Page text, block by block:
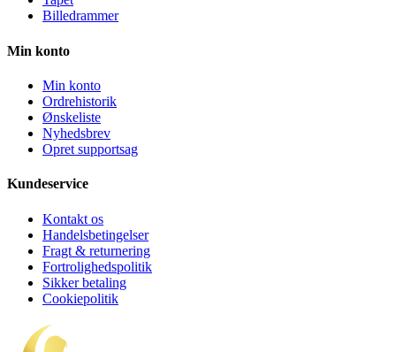
Billedrammer
Min konto
Min konto
Ordrehistorik
Ønskeliste
Nyhedsbrev
Opret supportsag
Kundeservice
Kontakt os
Handelsbetingelser
Fragt & returnering
Fortrolighedspolitik
Sikker betaling
Cookiepolitik